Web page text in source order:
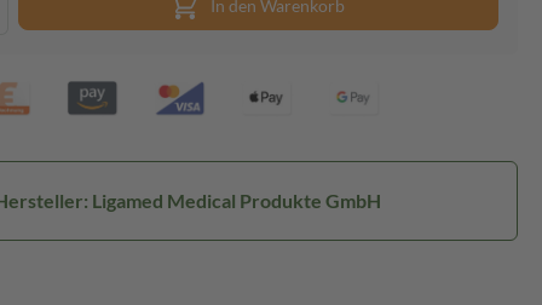
In den Warenkorb
Ligamed Medical Produkte GmbH